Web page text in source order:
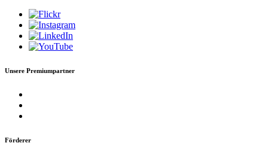
Unsere Premiumpartner
Förderer